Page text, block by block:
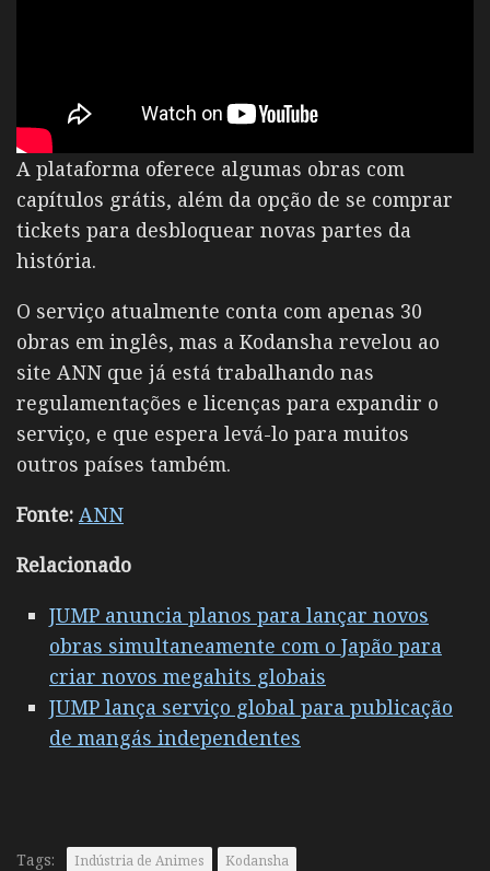
A plataforma oferece algumas obras com
capítulos grátis, além da opção de se comprar
tickets para desbloquear novas partes da
história.
O serviço atualmente conta com apenas 30
obras em inglês, mas a Kodansha revelou ao
site ANN que já está trabalhando nas
regulamentações e licenças para expandir o
serviço, e que espera levá-lo para muitos
outros países também.
Fonte: ANN
Relacionado
JUMP anuncia planos para lançar novos
obras simultaneamente com o Japão para
criar novos megahits globais
JUMP lança serviço global para publicação
de mangás independentes
Tags: Indústria de Animes Kodansha